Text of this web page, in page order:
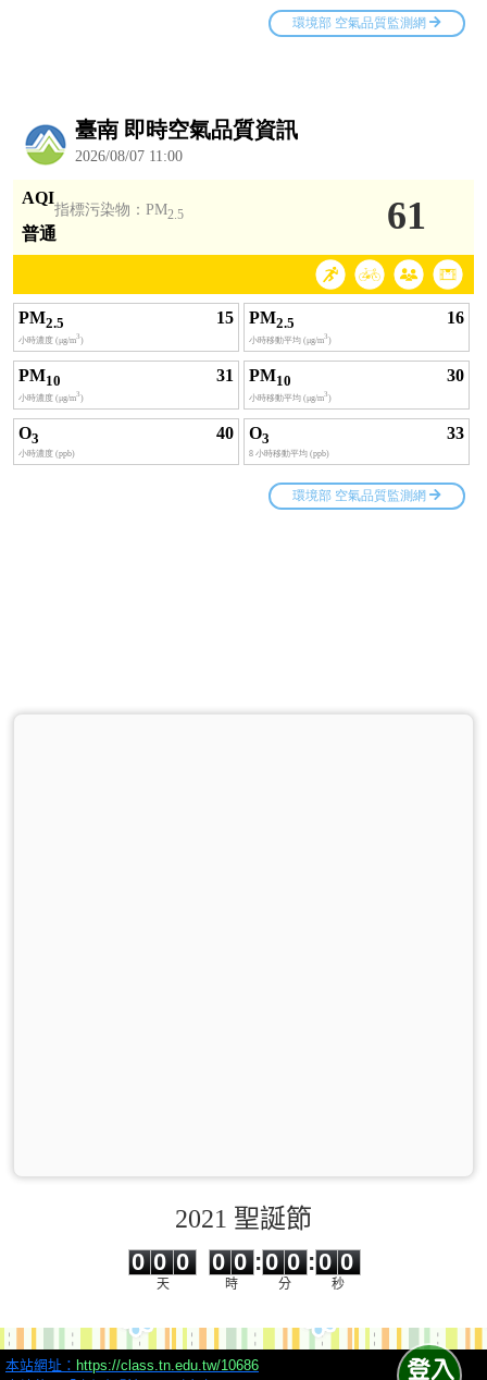
2021 聖誕節
0 0 0
天
0
0
0
時
:
0
0
0
0
分
:0 0
秒
本站網址： https://class.tn.edu.tw/10686